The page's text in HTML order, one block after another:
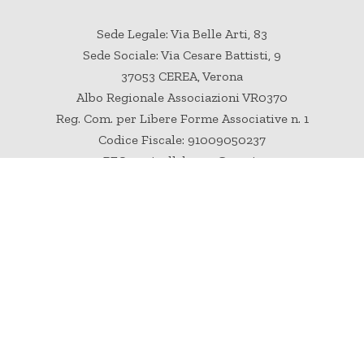
Sede Legale: Via Belle Arti, 83
Sede Sociale: Via Cesare Battisti, 9
37053 CEREA, Verona
Albo Regionale Associazioni VR0370
Reg. Com. per Libere Forme Associative n. 1
Codice Fiscale: 91009050237
PEC: oasivallebrusa@pec.it